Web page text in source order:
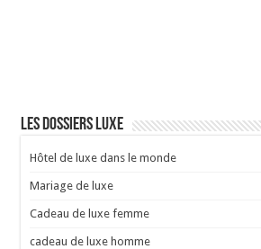
Les dossiers luxe
Hôtel de luxe dans le monde
Mariage de luxe
Cadeau de luxe femme
cadeau de luxe homme